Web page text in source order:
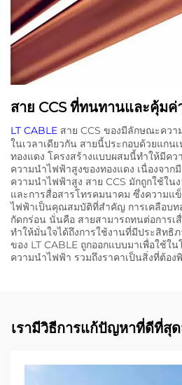
สาย CCS ที่ทนทานและคุ้มค่
LT CABLE สาย CCS ของมีลักษณะคว
ในเวลาเดียวกัน สายนี้ประกอบด้วยแกน
ทองแดง โครงสร้างแบบผสมนี้ทำให้มีคว
ความนำไฟฟ้าสูงของทองแดง เนื่องจาก
ความนำไฟฟ้าสูง สาย CCS มักถูกใช้ใน
และการสื่อสารโทรคมนาคม ซึ่งความแ
ไฟฟ้าเป็นคุณสมบัติที่สำคัญ การเคลือบท
กัดกร่อน นั่นคือ สายสามารถทนต่อการเ
ทำให้มั่นใจได้ถึงการใช้งานที่มีประสิทธิ
ของ LT CABLE ถูกออกแบบมาเพื่อใช้ใ
ความนำไฟฟ้า รวมถึงราคาเป็นสิ่งที่ต้อง
เรามีวิธีการแก้ปัญหาที่ดีที่สุ